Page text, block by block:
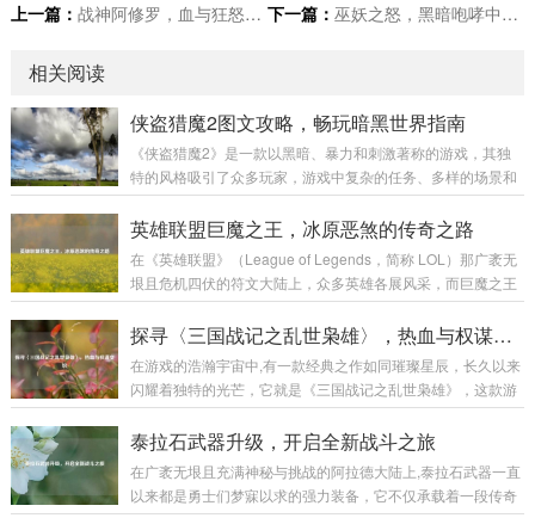
上一篇： 战神阿修罗，血与狂怒的传奇 下一篇： 巫妖之怒，黑暗咆哮中现希望曙光
相关阅读
侠盗猎魔2图文攻略，畅玩暗黑世界指南
《侠盗猎魔2》是一款以黑暗、暴力和刺激著称的游戏，其独
特的风格吸引了众多玩家，游戏中复杂的任务、多样的场景和
富有挑战性的战斗让不少玩家感到困惑，本文将为大家带来一
份详细的图文攻略，助力玩家顺利通关,深入体验这款游戏的魅
力。 游戏初始准备 在开始游戏前，需要对游戏的基本操作有一
定了解。《侠盗猎魔2》的操作较为丰富，包括移动、攻击、
潜行等多个方面。 移动操作：使用键盘的方向键或者W、A、
度会有不同的效果，比如快速奔...
英雄联盟巨魔之王，冰原恶煞的传奇之路
在《英雄联盟》（League of Legends，简称 LOL）那广袤无
垠且危机四伏的符文大陆上，众多英雄各展风采，而巨魔之王
特朗德尔宛如冰原上的一座巍峨巨峰，散发着令人胆寒的气息,
书写着属于自己的独特传奇。 巨魔之王特朗德尔出生于弗雷尔
卓德那片终年被冰雪覆盖的土地，这片严酷的环境塑造了他坚
韧不拔且凶狠残暴的性格，弗雷尔卓德的冰原上，部落林立，
为了争夺有限的资源，各个部落之间时常爆发激烈的冲突，特
胁让他们的生存岌岌可危...
探寻〈三国战记之乱世枭雄〉，热血与权谋交织
在游戏的浩瀚宇宙中,有一款经典之作如同璀璨星辰，长久以来
闪耀着独特的光芒，它就是《三国战记之乱世枭雄》，这款游
戏以其丰富的玩法、精彩的剧情和深入人心的角色设定，带领
玩家穿越回那个群雄逐鹿、战火纷飞的三国乱世。 《三国战记
之乱世枭雄》以东汉末年的三国时期为宏大背景，这个时期，
汉室衰微，天下大乱，各路诸侯纷纷崛起，形成了一个个强大
的军事集团，游戏巧妙地将历史上的重大事件和著名战役融入
泰拉石武器升级，开启全新战斗之旅
在广袤无垠且充满神秘与挑战的阿拉德大陆上,泰拉石武器一直
以来都是勇士们梦寐以求的强力装备，它不仅承载着一段传奇